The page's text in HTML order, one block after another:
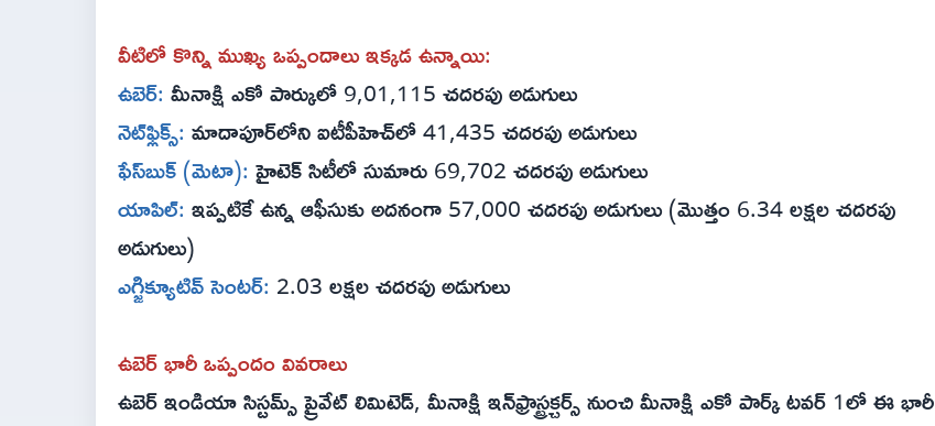
వీటిలో కొన్ని ముఖ్య ఒప్పందాలు ఇక్కడ ఉన్నాయి:
ఉబెర్: మీనాక్షి ఎకో పార్కులో 9,01,115 చదరపు అడుగులు
నెట్‌ఫ్లిక్స్: మాదాపూర్‌లోని ఐటీపీహెచ్‌లో 41,435 చదరపు అడుగులు
ఫేస్‌బుక్ (మెటా): హైటెక్ సిటీలో సుమారు 69,702 చదరపు అడుగులు
యాపిల్: ఇప్పటికే ఉన్న ఆఫీసుకు అదనంగా 57,000 చదరపు అడుగులు (మొత్తం 6.34 లక్షల చదరపు
అడుగులు)
ఎగ్జిక్యూటివ్ సెంటర్: 2.03 లక్షల చదరపు అడుగులు
ఉబెర్ భారీ ఒప్పందం వివరాలు
ఉబెర్ ఇండియా సిస్టమ్స్ ప్రైవేట్ లిమిటెడ్, మీనాక్షి ఇన్‌ఫ్రాస్ట్రక్చర్స్ నుంచి మీనాక్షి ఎకో పార్క్ టవర్ 1లో ఈ భారీ